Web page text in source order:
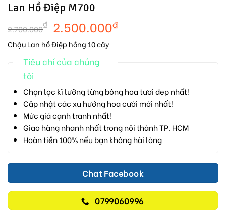
Lan Hồ Điệp M700
2.700.000₫ 2.500.000₫
Chậu Lan hồ Điệp hồng 10 cây
Tiêu chí của chúng
tôi
Chọn lọc kĩ lưỡng từng bông hoa tươi đẹp nhất!
Cập nhật các xu hướng hoa cưới mới nhất!
Mức giá cạnh tranh nhất!
Giao hàng nhanh nhất trong nội thành TP. HCM
Hoàn tiền 100% nếu bạn không hài lòng
Chat Facebook
0799060996